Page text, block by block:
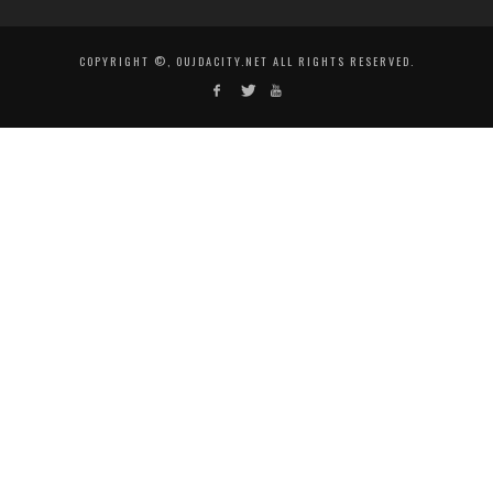
COPYRIGHT ©, OUJDACITY.NET ALL RIGHTS RESERVED.